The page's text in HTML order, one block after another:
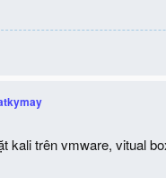
kali trên vmware, vitual